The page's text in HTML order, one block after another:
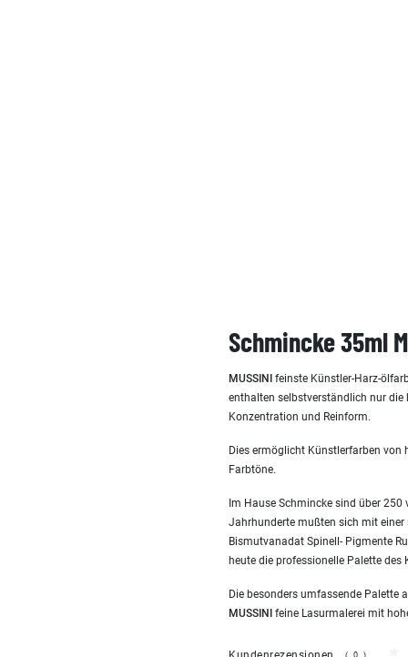
Schmincke 35ml
MUSSINI feinste Künstler-Harz-
enthalten selbstverständlich nur
Konzentration und Reinform.
Dies ermöglicht Künstlerfarben von
Farbtöne.
Im Hause Schmincke sind über
Jahrhunderte mußten sich mit einer
Bismutvanadat Spinell- Pigmente
heute die professionelle Palette
Die besonders umfassende Palette
MUSSINI feine Lasurmalerei mit